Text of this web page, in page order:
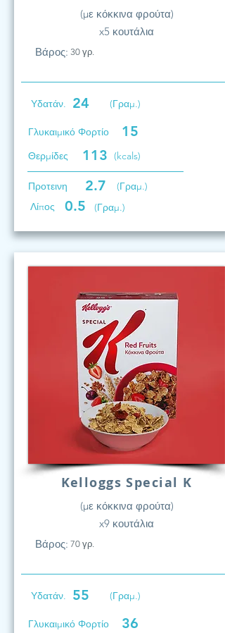
(με κόκκινα φρούτα)
x5 κουτάλια
Βάρος: 30 γρ.
Υδατάν. 24 (Γραμ.)
Γλυκαιμικό Φορτίο 15
Θερμίδες 113 (kcals)
Προτεινη 2.7
(Γραμ.)
Λίπος
0.5 (Γραμ.)
Kelloggs Special K
(με κόκκινα φρούτα)
x9 κουτάλια
Βάρος: 70 γρ.
Υδατάν. 55 (Γραμ.)
Γλυκαιμικό Φορτίο 36